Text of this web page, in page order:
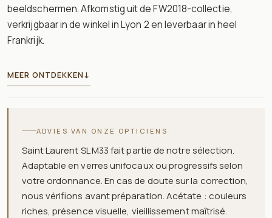
beeldschermen. Afkomstig uit de FW2018-collectie,
verkrijgbaar in de winkel in Lyon 2 en leverbaar in heel
Frankrijk.
MEER ONTDEKKEN↓
ADVIES VAN ONZE OPTICIENS
Saint Laurent SL M33 fait partie de notre sélection.
Adaptable en verres unifocaux ou progressifs selon
votre ordonnance. En cas de doute sur la correction,
nous vérifions avant préparation. Acétate : couleurs
riches, présence visuelle, vieillissement maîtrisé.